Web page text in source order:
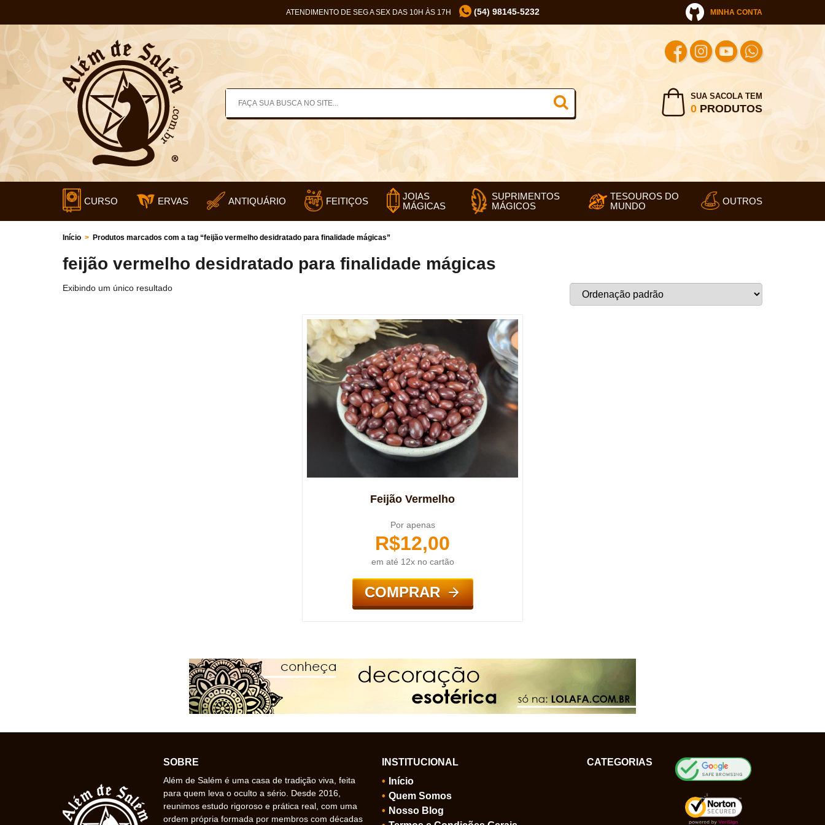
ATENDIMENTO DE SEG A SEX DAS 10H ÀS 17H (54) 98145-5232 MINHA CONTA
SUA SACOLA TEM
0PRODUTOS
CURSO ERVAS ANTIQUÁRIO FEITIÇOS
JOIAS
MÁGICAS
SUPRIMENTOS
MÁGICOS
TESOUROS DO
MUNDO
OUTROS
Início > Produtos marcados com a tag “feijão vermelho desidratado para finalidade mágicas”
feijão vermelho desidratado para finalidade mágicas
Exibindo um único resultado
Feijão Vermelho
Por apenas
R$12,00
em até 12x no cartão
COMPRAR
SOBRE
Além de Salém é uma casa de tradição viva, feita
para quem leva o oculto a sério. Desde 2016,
reunimos estudo rigoroso e prática real, com uma
ordem própria formada por membros com décadas
INSTITUCIONAL
Início
Quem Somos
Nosso Blog
CATEGORIAS